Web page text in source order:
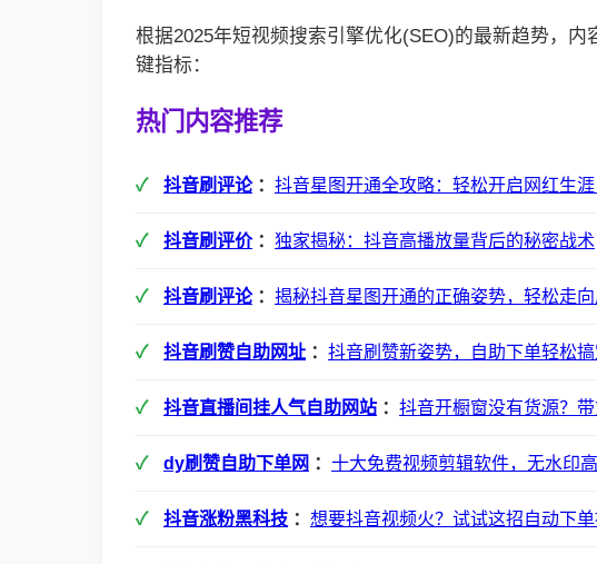
根据2025年短视频搜索引擎优化(SEO)的最新趋势，
键指标：
热门内容推荐
抖音刷评论： 抖音星图开通全攻略：轻松开启网红生涯
抖音刷评价： 独家揭秘：抖音高播放量背后的秘密战术
抖音刷评论： 揭秘抖音星图开通的正确姿势，轻松走向
抖音刷赞自助网址 ： 抖音刷赞新姿势，自助下单轻松搞
抖音直播间挂人气自助网站 ： 抖音开橱窗没有货源？
dy刷赞自助下单网 ： 十大免费视频剪辑软件，无水印
抖音涨粉黑科技 ： 想要抖音视频火？试试这招自动下单